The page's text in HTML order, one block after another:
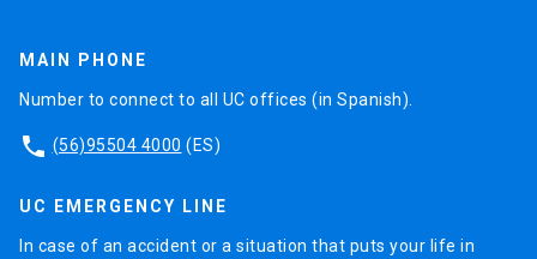
MAIN PHONE
Number to connect to all UC offices (in Spanish).
phone (56)95504 4000 (ES)
UC EMERGENCY LINE
In case of an accident or a situation that puts your life in